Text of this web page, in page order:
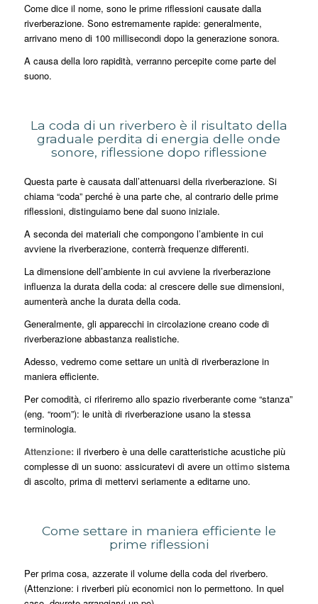
Come dice il nome, sono le prime riflessioni causate dalla
riverberazione. Sono estremamente rapide: generalmente,
arrivano meno di 100 millisecondi dopo la generazione sonora.
A causa della loro rapidità, verranno percepite come parte del
suono.
La coda di un riverbero è il risultato della
graduale perdita di energia delle onde
sonore, riflessione dopo riflessione
Questa parte è causata dall’attenuarsi della riverberazione. Si
chiama “coda” perché è una parte che, al contrario delle prime
riflessioni, distinguiamo bene dal suono iniziale.
A seconda dei materiali che compongono l’ambiente in cui
avviene la riverberazione, conterrà frequenze differenti.
La dimensione dell’ambiente in cui avviene la riverberazione
influenza la durata della coda: al crescere delle sue dimensioni,
aumenterà anche la durata della coda.
Generalmente, gli apparecchi in circolazione creano code di
riverberazione abbastanza realistiche.
Adesso, vedremo come settare un unità di riverberazione in
maniera efficiente.
Per comodità, ci riferiremo allo spazio riverberante come “stanza”
(eng. “room”): le unità di riverberazione usano la stessa
terminologia.
Attenzione: il riverbero è una delle caratteristiche acustiche più
complesse di un suono: assicuratevi di avere un ottimo sistema
di ascolto, prima di mettervi seriamente a editarne uno.
Come settare in maniera efficiente le
prime riflessioni
Per prima cosa, azzerate il volume della coda del riverbero.
(Attenzione: i riverberi più economici non lo permettono. In quel